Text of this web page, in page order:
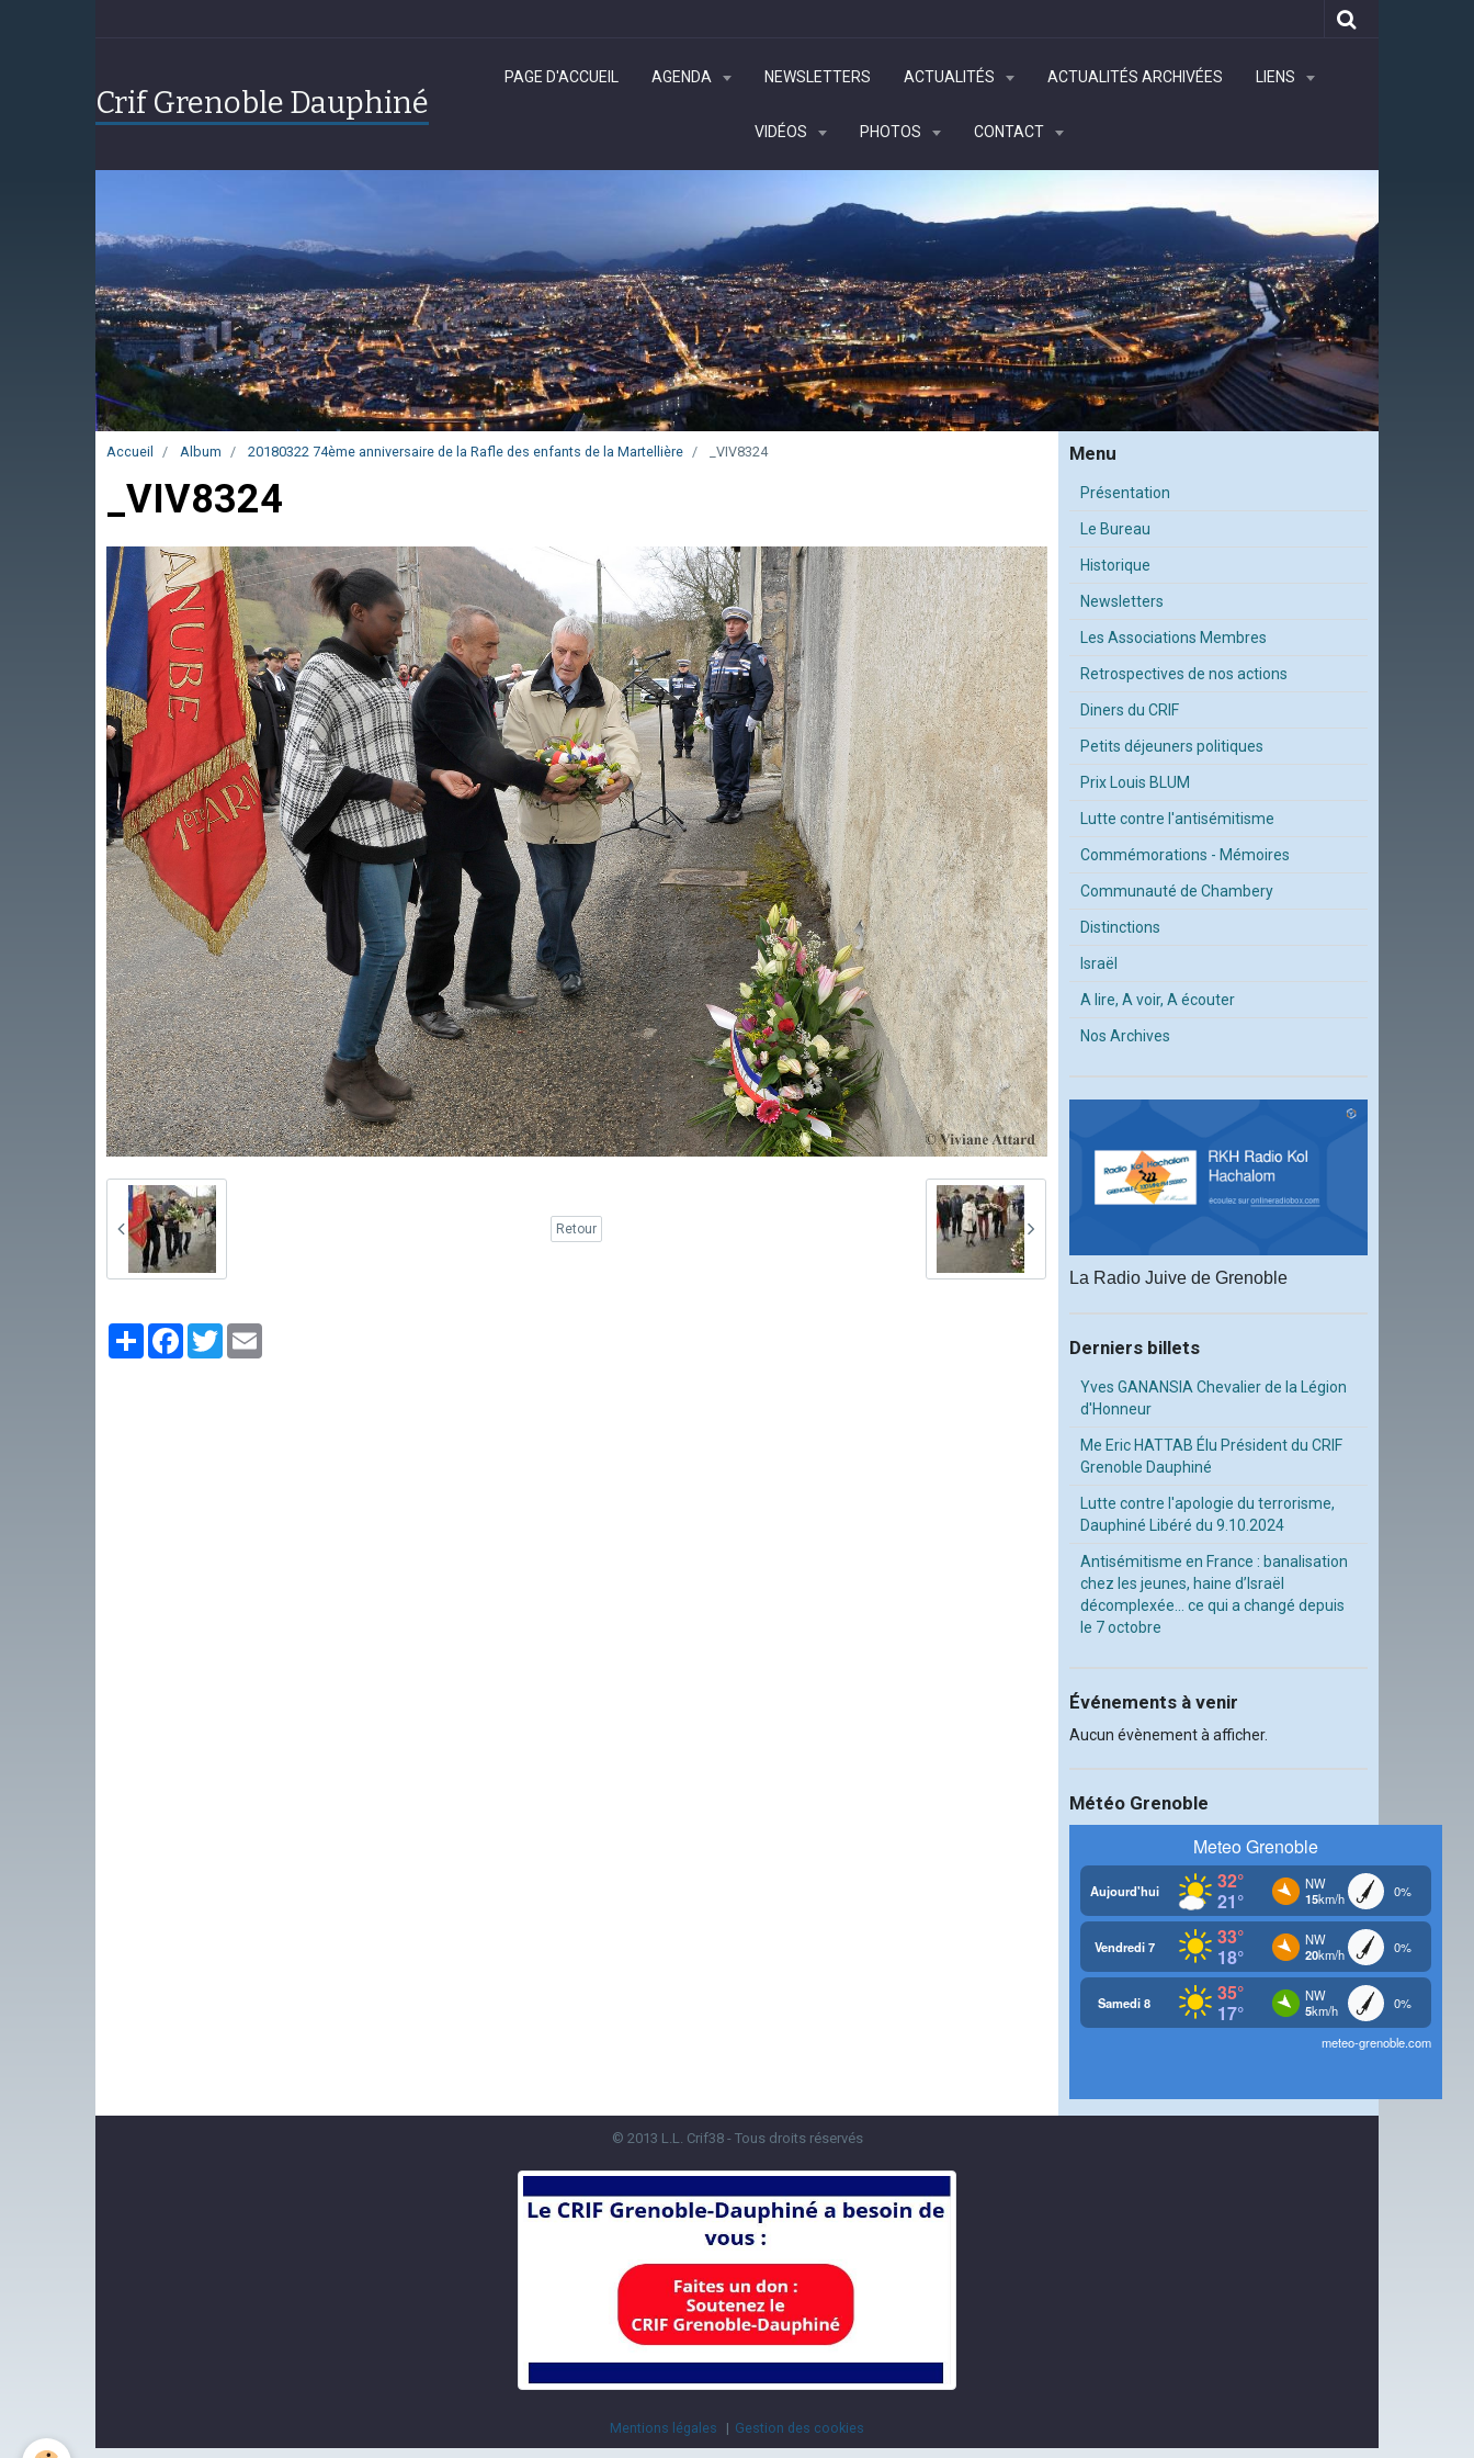
Crif Grenoble Dauphiné
PAGE D'ACCUEIL AGENDA NEWSLETTERS ACTUALITÉS ACTUALITÉS ARCHIVÉES LIENS
VIDÉOS PHOTOS CONTACT
Accueil Album 20180322 74ème anniversaire de la Rafle des enfants de la Martellière _VIV8324
_VIV8324
Retour
PartagerFacebook
Twitter
Menu
Présentation
Le Bureau
Historique
Newsletters
Les Associations Membres
Retrospectives de nos actions
Diners du CRIF
Petits déjeuners politiques
Prix Louis BLUM
Lutte contre l'antisémitisme
Commémorations - Mémoires
Communauté de Chambery
Distinctions
Israël
A lire, A voir, A écouter
Nos Archives
La Radio Juive de Grenoble
Derniers billets
Yves GANANSIA Chevalier de la Légion
d'Honneur
Me Eric HATTAB Élu Président du CRIF
Grenoble Dauphiné
Lutte contre l'apologie du terrorisme,
Dauphiné Libéré du 9.10.2024
Antisémitisme en France : banalisation
chez les jeunes, haine d’Israël
décomplexée… ce qui a changé depuis
le 7 octobre
Événements à venir
Aucun évènement à afficher.
Météo Grenoble
© 2013 L.L. Crif38 - Tous droits réservés
Mentions légales Gestion des cookies